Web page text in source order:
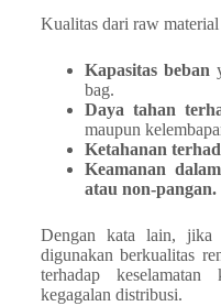
Kualitas dari raw material
Kapasitas beban
bag.
Daya tahan
maupun
Ketahanan
Keamanan
atau non-pangan.
Dengan kata lain, jika
digunakan berkualitas
terhadap
kegagalan distribusi.